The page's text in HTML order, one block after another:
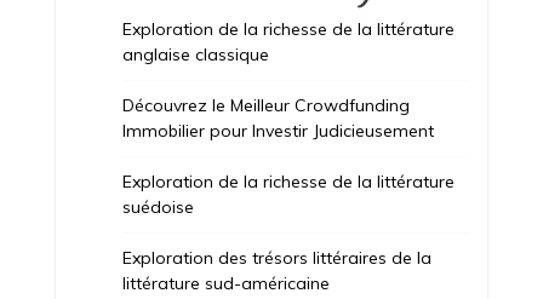
Exploration de la richesse de la littérature
anglaise classique
Découvrez le Meilleur Crowdfunding
Immobilier pour Investir Judicieusement
Exploration de la richesse de la littérature
suédoise
Exploration des trésors littéraires de la
littérature sud-américaine